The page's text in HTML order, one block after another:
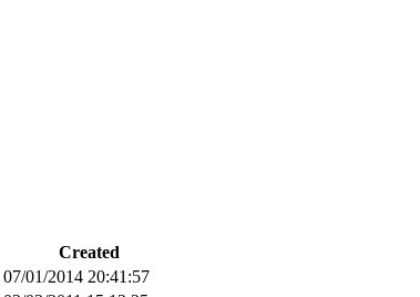
Created
07/01/2014 20:41:57